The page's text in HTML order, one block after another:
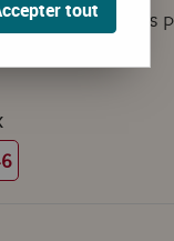
colore vos
tout